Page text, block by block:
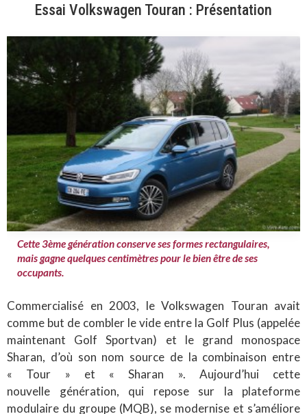
Essai Volkswagen Touran : Présentation
Cette 3ème génération conserve ses formes rectangulaires,
mais gagne quelques centimètres pour le bien être de ses
occupants.
Commercialisé en 2003, le Volkswagen Touran avait
comme but de combler le vide entre la Golf Plus (appelée
maintenant Golf Sportvan) et le grand monospace
Sharan, d’où son nom source de la combinaison entre
« Tour » et « Sharan ». Aujourd’hui cette
nouvelle génération, qui repose sur la plateforme
modulaire du groupe (MQB), se modernise et s’améliore